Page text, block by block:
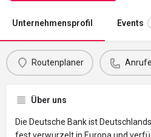
Unternehmensprofil Events
Routenplaner
Über uns
Die Deutsche Bank ist
fest verwurzelt in Europa und